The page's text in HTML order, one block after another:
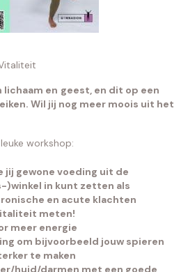
lichaam en geest, en dit op een
Wil jij nog meer moois uit het
workshop:
jij gewone voeding uit de
)winkel in kunt zetten als
en acute klachten
meten!
meer energie
om bijvoorbeeld jouw spieren
te maken
huid/darmen met een goede